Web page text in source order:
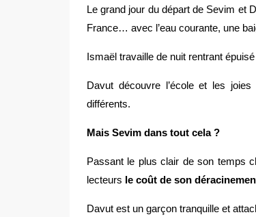
Le grand jour du départ de Sevim et
France… avec l’eau courante, une
Ismaël travaille de nuit rentrant
Davut découvre l’école et les
différents.
Mais Sevim dans tout cela ?
Passant le plus clair de son temps
lecteurs le coût de son
Davut est un garçon tranquille et